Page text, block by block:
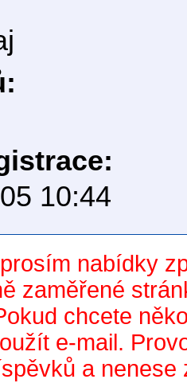
10:44
nabídky
zaměřené
chcete
e-mail.
a nenese